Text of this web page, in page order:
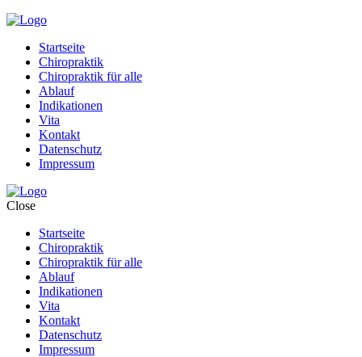
Startseite
Chiropraktik
Chiropraktik für alle
Ablauf
Indikationen
Vita
Kontakt
Datenschutz
Impressum
Close
Startseite
Chiropraktik
Chiropraktik für alle
Ablauf
Indikationen
Vita
Kontakt
Datenschutz
Impressum